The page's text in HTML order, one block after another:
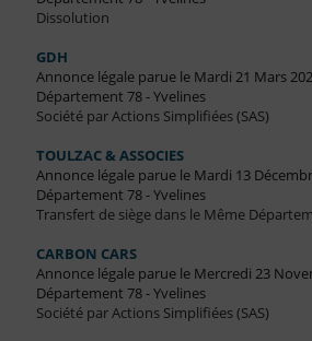
Dissolution
GDH
Annonce légale parue le Mardi 21 Mars
Département 78 - Yvelines
Société par Actions Simplifiées (SAS)
TOULZAC & ASSOCIES
Annonce légale parue le Mardi 13
Département 78 - Yvelines
Transfert de siège dans le Même
CARBON CARS
Annonce légale parue le Mercredi 23
Département 78 - Yvelines
Société par Actions Simplifiées (SAS)